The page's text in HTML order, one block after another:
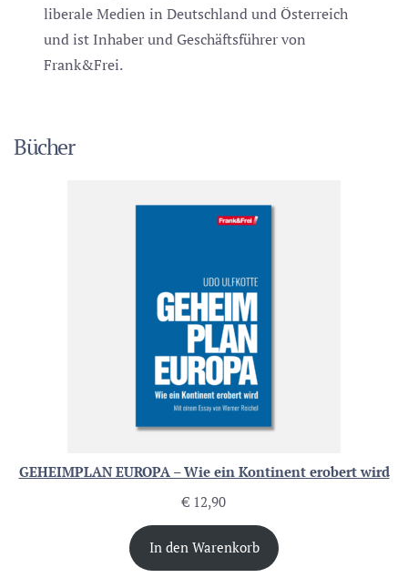
liberale Medien in Deutschland und Österreich
und ist Inhaber und Geschäftsführer von
Frank&Frei.
Bücher
GEHEIMPLAN EUROPA – Wie ein Kontinent erobert wird
€ 12,90
In den Warenkorb